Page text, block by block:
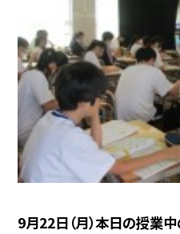
9月22日（月）本日の授業